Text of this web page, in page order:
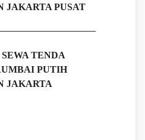
JAKARTA PUSAT
TENDA
PUTIH
JAKARTA